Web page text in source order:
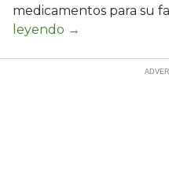
medicamentos para su